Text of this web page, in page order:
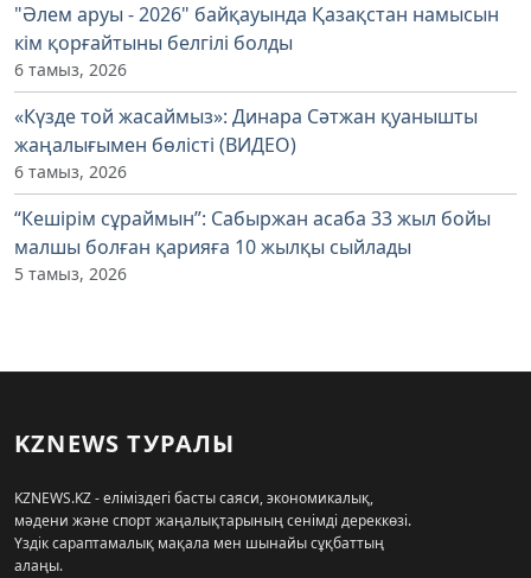
"Әлем аруы - 2026" байқауында Қазақстан намысын
кім қорғайтыны белгілі болды
6 тамыз, 2026
«Күзде той жасаймыз»: Динара Сәтжан қуанышты
жаңалығымен бөлісті (ВИДЕО)
6 тамыз, 2026
“Кешірім сұраймын”: Сабыржан асаба 33 жыл бойы
малшы болған қарияға 10 жылқы сыйлады
5 тамыз, 2026
KZNEWS ТУРАЛЫ
KZNEWS.KZ - еліміздегі басты саяси, экономикалық,
мәдени және спорт жаңалықтарының сенімді дереккөзі.
Үздік сараптамалық мақала мен шынайы сұқбаттың
алаңы.